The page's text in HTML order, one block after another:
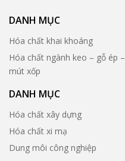
DANH MỤC
Hóa chất khai khoáng
Hóa chất ngành keo – gỗ ép –
mút xốp
DANH MỤC
Hóa chất xây dựng
Hóa chất xi mạ
Dung môi công nghiệp